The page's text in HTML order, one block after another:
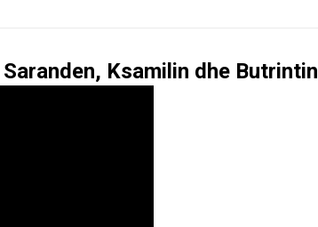
Ksamilin dhe Butrintin